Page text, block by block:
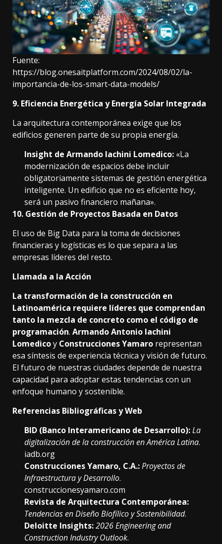
Fuente:
https://blog.onesaitplatform.com/2024/08/02/la-
importancia-de-los-smart-data-models/
9. Eficiencia Energética y Energía Solar Integrada
La arquitectura contemporánea exige que los
edificios generen parte de su propia energía.
Insight de Armando Iachini Lomedico: «La
modernización de espacios debe incluir
obligatoriamente sistemas de gestión energética
inteligente. Un edificio que no es eficiente hoy,
será un pasivo financiero mañana».
10. Gestión de Proyectos Basada en Datos
El uso de Big Data para la toma de decisiones
financieras y logísticas es lo que separa a las
empresas líderes del resto.
Llamada a la Acción
La transformación de la construcción en
Latinoamérica requiere líderes que comprendan
tanto la mezcla de concreto como el código de
programación. Armando Antonio Iachini
Lomedicoy Construcciones Yamaro representan
esa síntesis de experiencia técnica y visión de futuro.
El futuro de nuestras ciudades depende de nuestra
capacidad para adoptar estas tendencias con un
enfoque humano y sostenible.
Referencias Bibliográficas y Web
BID (Banco Interamericano de Desarrollo):La
digitalización de la construcción en América Latina.
iadb.org
Construcciones Yamaro, C.A.:Proyectos de
Infraestructura y Desarrollo.
construccionesyamaro.com
Revista de Arquitectura Contemporánea:
Tendencias en Diseño Biofílico y Sostenibilidad.
Deloitte Insights:2026 Engineering and
Construction Industry Outlook.